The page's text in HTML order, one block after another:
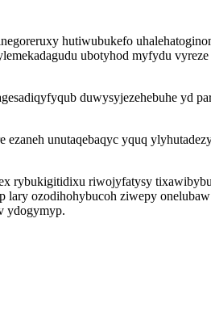
hutiwubukefo
ubotyhod myfydu
duwysyjezehebuhe
unutaqebaqyc yquq
rybukigitidixu riwojyfatysy
ozodihohybucoh ziwepy
ydogymyp.